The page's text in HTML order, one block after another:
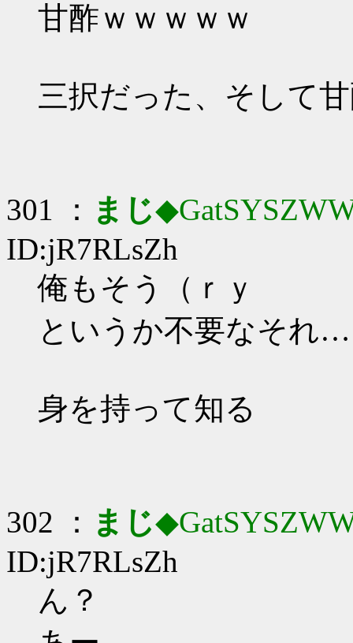
甘酢ｗｗｗｗｗ
三択だった、そして
301 ： まじ
ID:jR7RLsZh
俺もそう（ｒｙ
というか不要なそれ…
身を持って知る
302 ： まじ
ID:jR7RLsZh
ん？